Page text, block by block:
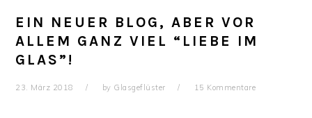
EIN NEUER BLOG, ABER VOR
ALLEM GANZ VIEL “LIEBE IM
GLAS”!
23. März 2018 by Glasgeflüster 15 Kommentare